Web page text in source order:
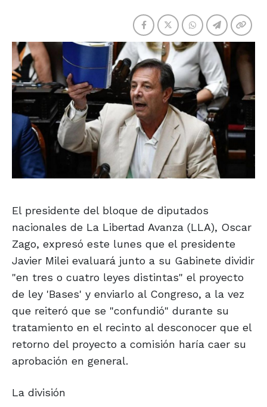
El presidente del bloque de diputados
nacionales de La Libertad Avanza (LLA), Oscar
Zago, expresó este lunes que el presidente
Javier Milei evaluará junto a su Gabinete dividir
"en tres o cuatro leyes distintas" el proyecto
de ley 'Bases' y enviarlo al Congreso, a la vez
que reiteró que se "confundió" durante su
tratamiento en el recinto al desconocer que el
retorno del proyecto a comisión haría caer su
aprobación en general.
La división